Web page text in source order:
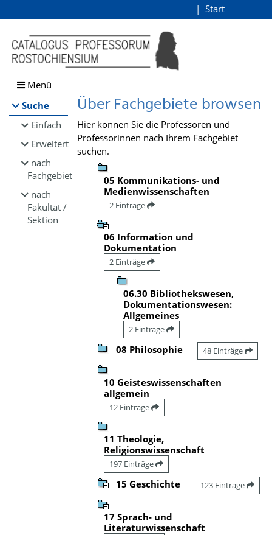
Browsen
direkt zum Inhalt
Start
Menü
Suche
Einfach
Erweitert
nach
Fachgebiet
nach
Fakultät /
Sektion
Über Fachgebiete browsen
Hier können Sie die Professoren und
Professorinnen nach Ihrem Fachgebiet
suchen.
05 Kommunikations- und
Medienwissenschaften
2 Einträge
06 Information und
Dokumentation
2 Einträge
06.30 Bibliothekswesen,
Dokumentationswesen:
Allgemeines
2 Einträge
08 Philosophie 48 Einträge
10 Geisteswissenschaften
allgemein
12 Einträge
11 Theologie,
Religionswissenschaft
197 Einträge
15 Geschichte 123 Einträge
17 Sprach- und
Literaturwissenschaft